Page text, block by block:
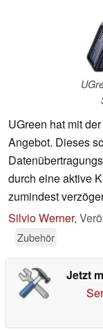
UGreen hat mit
Angebot. Dieses
durch eine aktive
zumindest
Silvio Werner,
Zubehör
Jetzt